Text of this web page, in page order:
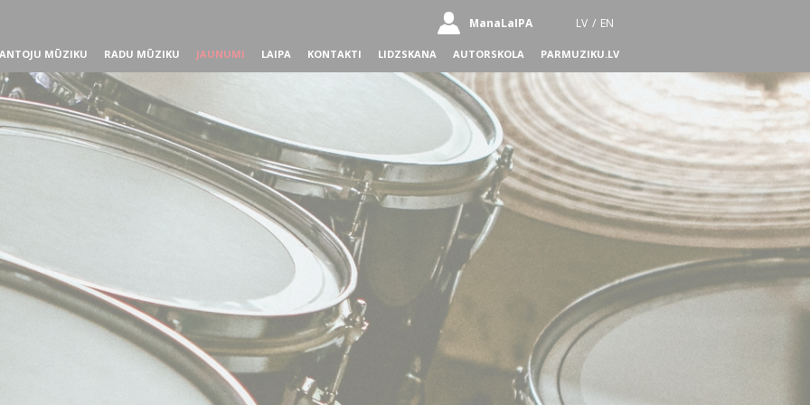
ManaLaIPA LV / EN
MŪZIKU RADU MŪZIKU JAUNUMI LAIPA KONTAKTI LIDZSKANA AUTORSKOLA PARMUZIKU.LV